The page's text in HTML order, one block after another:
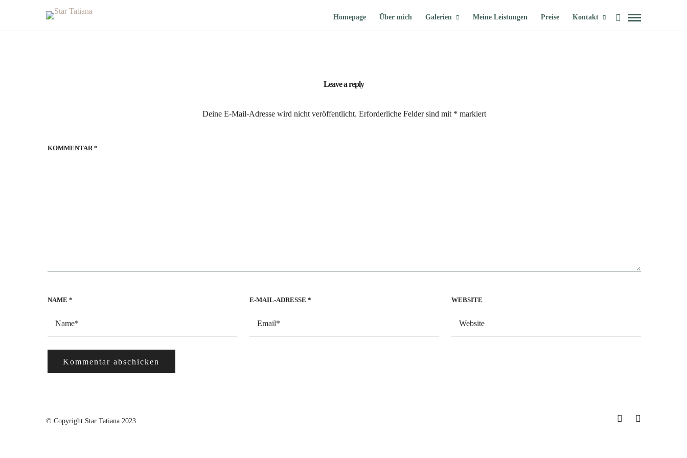
Homepage Über mich Galerien Meine Leistungen Preise Kontakt
Leave a reply
Deine E-Mail-Adresse wird nicht veröffentlicht. Erforderliche Felder sind mit * markiert
KOMMENTAR *
NAME * E-MAIL-ADRESSE * WEBSITE
© Copyright Star Tatiana 2023